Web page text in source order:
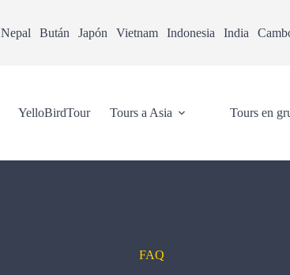
Nepal Bután Japón Vietnam Indonesia India
YelloBirdTour Tours a Asia Tours en
FAQ